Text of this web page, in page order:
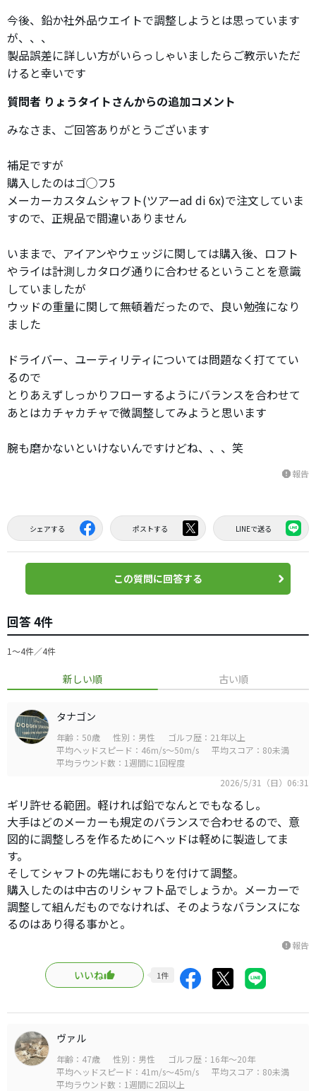
今後、鉛か社外品ウエイトで調整しようとは思っています
が、、、
製品誤差に詳しい方がいらっしゃいましたらご教示いただ
けると幸いです
質問者 りょうタイトさんからの追加コメント
みなさま、ご回答ありがとうございます
補足ですが
購入したのはゴ◯フ5
メーカーカスタムシャフト(ツアーad di 6x)で注文していま
すので、正規品で間違いありません
いままで、アイアンやウェッジに関しては購入後、ロフト
やライは計測しカタログ通りに合わせるということを意識
していましたが
ウッドの重量に関して無頓着だったので、良い勉強になり
ました
ドライバー、ユーティリティについては問題なく打ててい
るので
とりあえずしっかりフローするようにバランスを合わせて
あとはカチャカチャで微調整してみようと思います
腕も磨かないといけないんですけどね、、、笑
report報告
シェアする ポストする LINEで送る
この質問に回答する
回答 4件
1〜4件／4件
新しい順 古い順
タナゴン
年齢：50歳 性別：男性
ゴルフ歴：21年以上
平均ヘッドスピード：46m/s～50m/s
平均スコア：80未満
平均ラウンド数：1週間に1回程度
2026/5/31（日）06:31
ギリ許せる範囲。軽ければ鉛でなんとでもなるし。
大手はどのメーカーも規定のバランスで合わせるので、意
図的に調整しろを作るためにヘッドは軽めに製造してま
す。
そしてシャフトの先端におもりを付けて調整。
購入したのは中古のリシャフト品でしょうか。メーカーで
調整して組んだものでなければ、そのようなバランスにな
るのはあり得る事かと。
report報告
いいね 1件
ヴァル
年齢：47歳 性別：男性
ゴルフ歴：16年～20年
平均ヘッドスピード：41m/s～45m/s
平均スコア：80未満
平均ラウンド数：1週間に2回以上